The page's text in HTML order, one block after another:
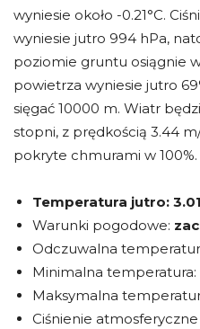
wyniesie około -0.21°C.
wyniesie jutro 994 hPa,
poziomie gruntu osiągnie
powietrza wyniesie jutro
sięgać 10000 m. Wiatr
stopni, z prędkością 3.44
pokryte chmurami w 100%.
Temperatura jutro:
Warunki pogodowe:
Odczuwalna
Minimalna temperatura:
Maksymalna
Ciśnienie